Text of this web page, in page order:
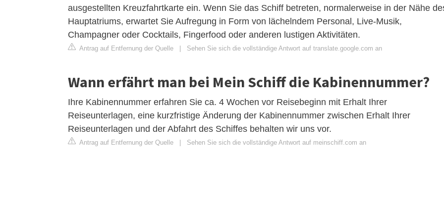
ausgestellten Kreuzfahrtkarte ein. Wenn Sie das Schiff betreten, normalerweise in der Nähe
Hauptatriums, erwartet Sie Aufregung in Form von lächelndem Personal, Live-Musik,
Champagner oder Cocktails, Fingerfood oder anderen lustigen Aktivitäten.
Antrag auf Entfernung der Quelle | Sehen Sie sich die vollständige Antwort auf translate.google.com an
Wann erfährt man bei Mein Schiff die Kabinennummer?
Ihre Kabinennummer erfahren Sie ca. 4 Wochen vor Reisebeginn mit Erhalt Ihrer
Reiseunterlagen, eine kurzfristige Änderung der Kabinennummer zwischen Erhalt Ihrer
Reiseunterlagen und der Abfahrt des Schiffes behalten wir uns vor.
Antrag auf Entfernung der Quelle | Sehen Sie sich die vollständige Antwort auf meinschiff.com an